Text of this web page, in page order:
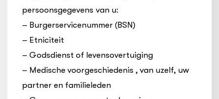
persoonsgegevens van u:
– Burgerservicenummer (BSN)
– Etniciteit
– Godsdienst of levensovertuiging
– Medische voorgeschiedenis , van uzelf, uw
partner en familieleden